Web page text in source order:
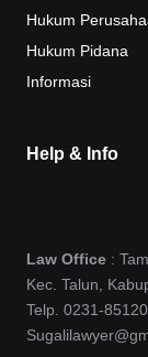
Hukum
Hukum Pidana
Informasi
Help & Info
Law Office :
Kec. Talun,
Telp. 0231-